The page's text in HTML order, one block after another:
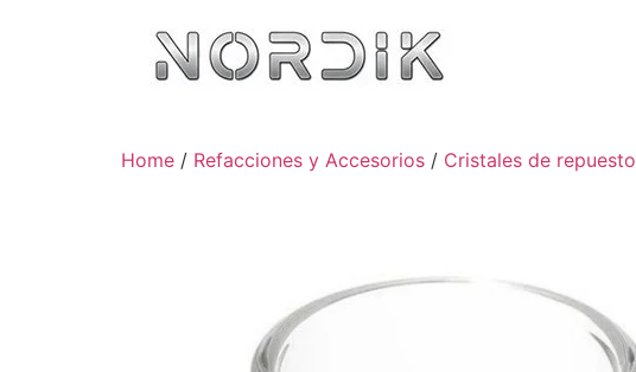
Home / Refacciones y Accesorios / Cristales de repuesto